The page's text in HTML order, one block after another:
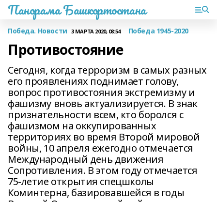
Панорама Башкортостана
Победа. Новости 3 МАРТА 2020, 08:54 Победа 1945-2020
Противостояние
Сегодня, когда терроризм в самых разных
его проявлениях поднимает голову,
вопрос противостояния экстремизму и
фашизму вновь актуализируется. В знак
признательности всем, кто боролся с
фашизмом на оккупированных
территориях во время Второй мировой
войны, 10 апреля ежегодно отмечается
Международный день движения
Сопротивления. В этом году отмечается
75-летие открытия спецшколы
Коминтерна, базировавшейся в годы